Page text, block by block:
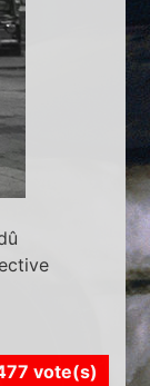
vote(s)